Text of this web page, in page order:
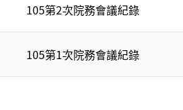
105第2次院務會議紀錄
105第1次院務會議紀錄